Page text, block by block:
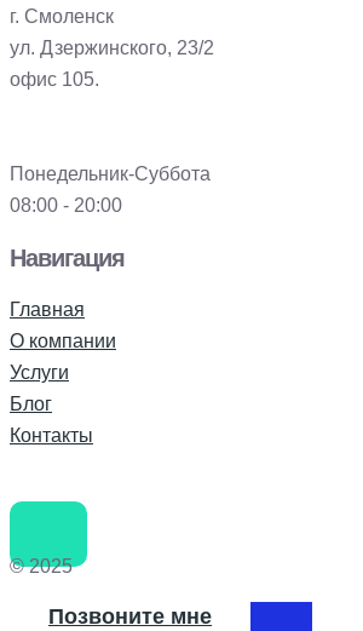
г. Смоленск
ул. Дзержинского, 23/2
офис 105.
Понедельник-Суббота
08:00 - 20:00
Навигация
Главная
О компании
Услуги
Блог
Контакты
© 2025
Позвоните мне